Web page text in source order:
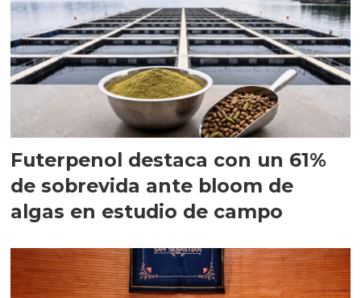
Futerpenol destaca con un 61%
de sobrevida ante bloom de
algas en estudio de campo